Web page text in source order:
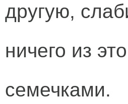
другую,
ничего из
семечками.